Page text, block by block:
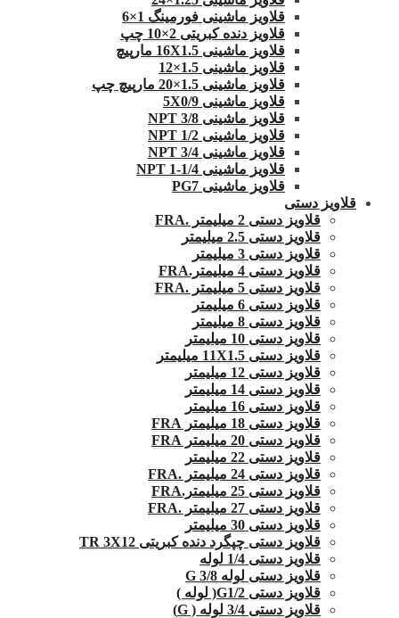
قلاویز ماشینی فورمینگ 1×6
قلاویز دنده کبریتی 2×10 چپ
قلاویز ماشینی 16X1.5 مارپیچ
قلاویز ماشینی 1.5×12
قلاویز ماشینی 1.5×20 مارپیچ چپ
قلاویز ماشینی 5X0/9
قلاویز ماشینی 3/8 NPT
قلاویز ماشینی 1/2 NPT
قلاویز ماشینی 3/4 NPT
قلاویز ماشینی 1/4-1 NPT
قلاویز ماشینی PG7
قلاویز دستی
قلاویز دستی 2 میلیمتر .FRA
قلاویز دستی 2.5 میلیمتر
قلاویز دستی 3 میلیمتر
قلاویز دستی 4 میلیمتر.FRA
قلاویز دستی 5 میلیمتر .FRA
قلاویز دستی 6 میلیمتر
قلاویز دستی 8 میلیمتر
قلاویز دستی 10 میلیمتر
قلاویز دستی 11X1.5 میلیمتر
قلاویز دستی 12 میلیمتر
قلاویز دستی 14 میلیمتر
قلاویز دستی 16 میلیمتر
قلاویز دستی 18 میلیمتر FRA
قلاویز دستی 20 میلیمتر FRA
قلاویز دستی 22 میلیمتر
قلاویز دستی 24 میلیمتر .FRA
قلاویز دستی 25 میلیمتر.FRA
قلاویز دستی 27 میلیمتر .FRA
قلاویز دستی 30 میلیمتر
قلاویز دستی چپگرد دنده کبریتی TR 3X12
قلاویز دستی 1/4 لوله
قلاویز دستی لوله G 3/8
قلاویز دستی G1/2( لوله )
قلاویز دستی 3/4 لوله ( G)